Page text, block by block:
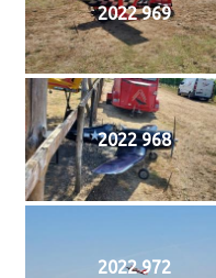
2022 969
2022 968
2022 972